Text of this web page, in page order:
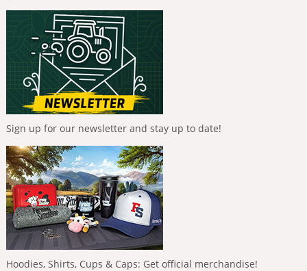
Sign up for our newsletter and stay up to date!
Hoodies, Shirts, Cups & Caps: Get official merchandise!